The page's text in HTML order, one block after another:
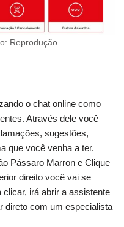
Reprodução
o chat online como
Através dele você
sugestões,
que você venha a ter.
Pássaro Marron e Clique
direito você vai se
irá abrir a assistente
direto com um especialista